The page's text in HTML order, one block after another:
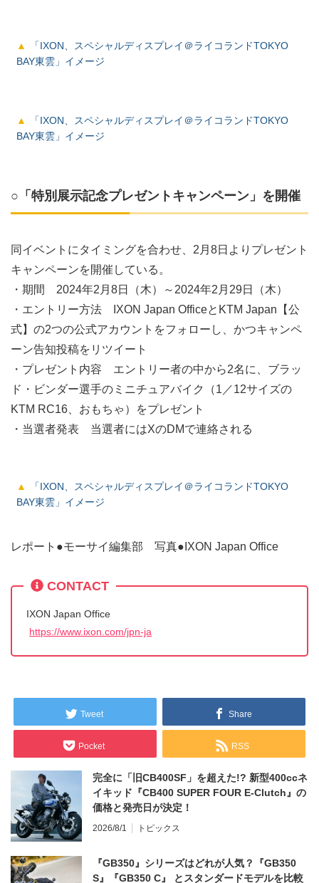
「IXON、スペシャルディスプレイ＠ライコランドTOKYO
BAY東雲」イメージ
「IXON、スペシャルディスプレイ＠ライコランドTOKYO
BAY東雲」イメージ
○「特別展示記念プレゼントキャンペーン」を開催
同イベントにタイミングを合わせ、2月8日よりプレゼント
キャンペーンを開催している。
・期間 2024年2月8日（木）～2024年2月29日（木）
・エントリー方法 IXON Japan OfficeとKTM Japan【公
式】の2つの公式アカウントをフォローし、かつキャンペ
ーン告知投稿をリツイート
・プレゼント内容 エントリー者の中から2名に、ブラッ
ド・ビンダー選手のミニチュアバイク（1／12サイズの
KTM RC16、おもちゃ）をプレゼント
・当選者発表 当選者にはXのDMで連絡される
「IXON、スペシャルディスプレイ＠ライコランドTOKYO
BAY東雲」イメージ
レポート●モーサイ編集部 写真●IXON Japan Office
CONTACT
IXON Japan Office
https://www.ixon.com/jpn-ja
Tweet Share
Pocket RSS
完全に「旧CB400SF」を超えた!? 新型400ccネ
イキッド『CB400 SUPER FOUR E-Clutch』の
価格と発売日が決定！
2026/8/1 トピックス
『GB350』シリーズはどれが人気？『GB350
S』『GB350 C』 とスタンダードモデルを比較